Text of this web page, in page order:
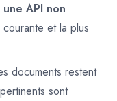
API non
et la plus
documents restent
sont